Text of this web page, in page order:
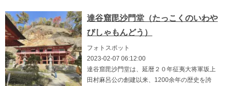
達谷窟毘沙門堂（たっこくのいわや
びしゃもんどう）
フォトスポット
2023-02-07 06:12:00
達谷窟毘沙門堂は、延暦２０年征夷大将軍坂上
田村麻呂公の創建以来、1200余年の歴史を誇